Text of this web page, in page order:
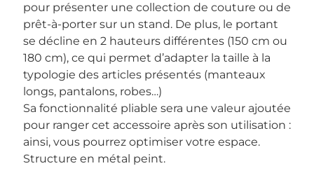
pour présenter une collection de couture ou de
prêt-à-porter sur un stand. De plus, le portant
se décline en 2 hauteurs différentes (150 cm ou
180 cm), ce qui permet d’adapter la taille à la
typologie des articles présentés (manteaux
longs, pantalons, robes…)
Sa fonctionnalité pliable sera une valeur ajoutée
pour ranger cet accessoire après son utilisation :
ainsi, vous pourrez optimiser votre espace.
Structure en métal peint.